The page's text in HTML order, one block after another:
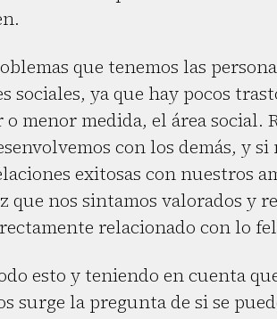
que tenemos las
sociales, ya que hay pocos
menor medida, el área
con los demás, y
exitosas con nuestros
que nos sintamos valorados y
relacionado con lo
esto y teniendo en cuenta
surge la pregunta de si se